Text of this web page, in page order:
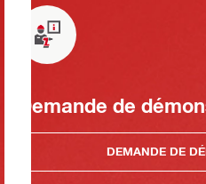
Demande de
DEMANDE DE